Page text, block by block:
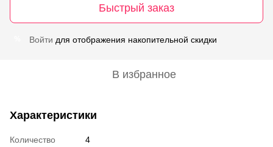
Быстрый заказ
Войти для отображения накопительной скидки
В избранное
Характеристики
Количество
4